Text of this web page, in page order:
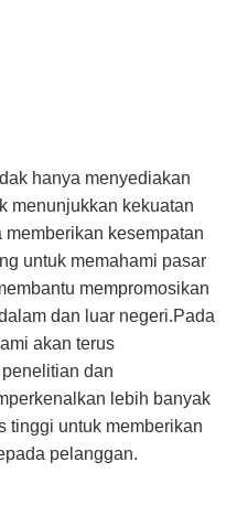
hanya menyediakan
menunjukkan kekuatan
kesempatan
untuk memahami pasar
mempromosikan
dan luar negeri.Pada
akan terus
dan
lebih banyak
tinggi untuk memberikan
pelanggan.